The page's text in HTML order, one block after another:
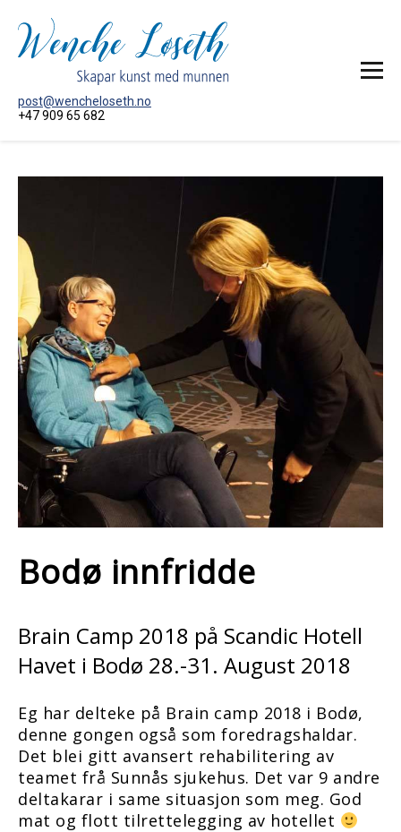
post@wencheloseth.no
+47 909 65 682
HEIM
KONTAKT MEG
Bodø innfridde
Brain Camp 2018 på Scandic Hotell
Havet i Bodø 28.-31. August 2018
Eg har delteke på Brain camp 2018 i Bodø,
denne gongen også som foredragshaldar.
Det blei gitt avansert rehabilitering av
teamet frå Sunnås sjukehus. Det var 9 andre
deltakarar i same situasjon som meg. God
mat og flott tilrettelegging av hotellet